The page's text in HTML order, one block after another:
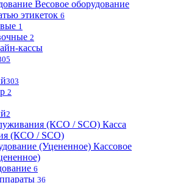
Весовое оборудование
этикеток 6
1
2
кассы
303
2
2
Касса
(КСО / SCO)
Кассовое
6
36